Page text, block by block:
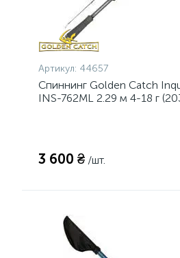
Артикул: 44657
Спиннинг Golden Catch
INS-762ML 2.29 м 4-18 г
3 600 ₴ /шт.